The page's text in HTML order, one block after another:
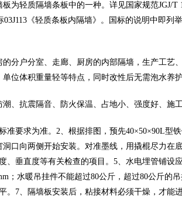
为轻质隔墙条板中的一种。详见国家规范JGJ/T
03J113《轻质条板内隔墙》。国标的说明中即
分户分室、走廊、厨房的内部隔墙，生产工艺
位体积重量轻等特点，同时改性后无需泡水养护
、抗震隔音、防火保温、占地小、强度好、施工
准要求为准。2、根据排图，预先40×50×90L型
口向两侧开始安装。对准墨线，用撬棍尽力在
、垂直度等有关检查的项目。5、水电埋管铺设
；水暖吊挂件不能超过80公斤，超过80公斤的
。7、隔墙板安装后，粘接材料必须干燥，才能